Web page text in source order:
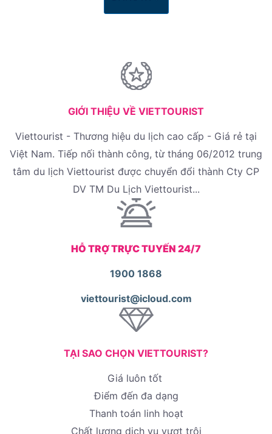
GIỚI THIỆU VỀ VIETTOURIST
Viettourist - Thương hiệu du lịch cao cấp - Giá rẻ tại
Việt Nam. Tiếp nối thành công, từ tháng 06/2012 trung
tâm du lịch Viettourist được chuyển đổi thành Cty CP
DV TM Du Lịch Viettourist...
HỖ TRỢ TRỰC TUYẾN 24/7
1900 1868
viettourist@icloud.com
TẠI SAO CHỌN VIETTOURIST?
Giá luôn tốt
Điểm đến đa dạng
Thanh toán linh hoạt
Chất lượng dịch vụ vượt trội